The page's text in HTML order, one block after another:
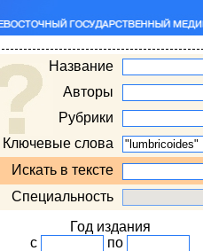
Название
Авторы
Рубрики
Ключевые слова
Искать в тексте
Специальность
Год издания
с
по